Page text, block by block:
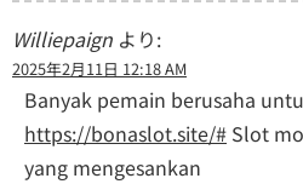
Williepaign より:
2025年2月11日 12:18 AM
Banyak pemain berusaha
https://bonaslot.site/# Slot
yang mengesankan